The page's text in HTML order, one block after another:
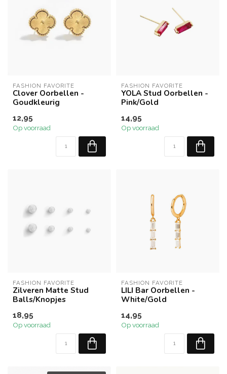
FASHION FAVORITE
Clover Oorbellen -
Goudkleurig
12,95
Op voorraad
FASHION FAVORITE
YOLA Stud Oorbellen -
Pink/Gold
14,95
Op voorraad
FASHION FAVORITE
Zilveren Matte Stud
Balls/Knopjes
18,95
Op voorraad
FASHION FAVORITE
LILI Bar Oorbellen -
White/Gold
14,95
Op voorraad